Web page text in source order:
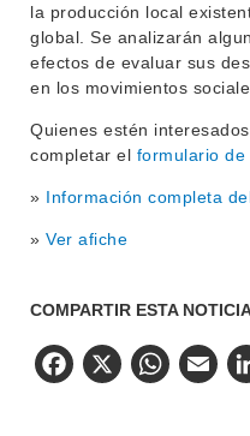
la producción local
global. Se analizarán
efectos de evaluar sus
en los movimientos
Quienes estén
completar el formulario de
» Información completa
» Ver afiche
COMPARTIR ESTA
Facebook
X